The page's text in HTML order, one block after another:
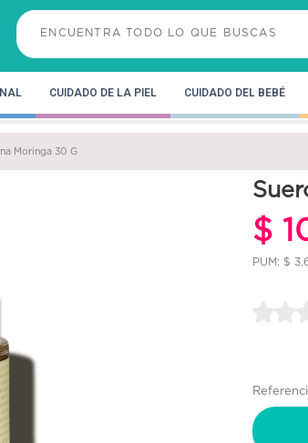
CUIDADO DE LA PIEL CUIDADO DEL BEBÉ
Moringa 30 G
$
PUM: $